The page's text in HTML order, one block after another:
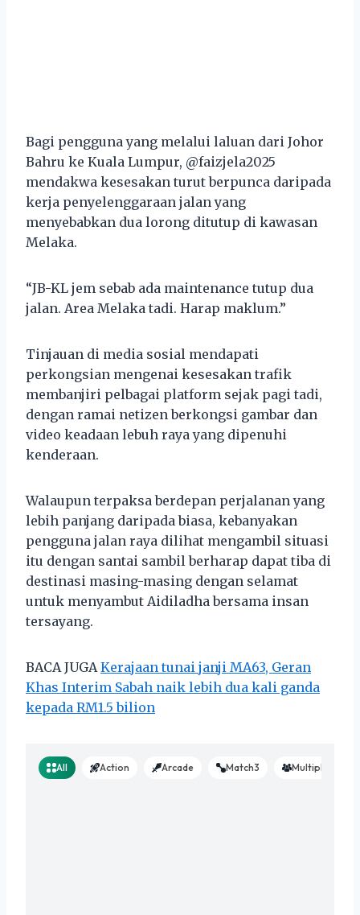
Bagi pengguna yang melalui laluan dari Johor
Bahru ke Kuala Lumpur, @faizjela2025
mendakwa kesesakan turut berpunca daripada
kerja penyelenggaraan jalan yang
menyebabkan dua lorong ditutup di kawasan
Melaka.
“JB-KL jem sebab ada maintenance tutup dua
jalan. Area Melaka tadi. Harap maklum.”
Tinjauan di media sosial mendapati
perkongsian mengenai kesesakan trafik
membanjiri pelbagai platform sejak pagi tadi,
dengan ramai netizen berkongsi gambar dan
video keadaan lebuh raya yang dipenuhi
kenderaan.
Walaupun terpaksa berdepan perjalanan yang
lebih panjang daripada biasa, kebanyakan
pengguna jalan raya dilihat mengambil situasi
itu dengan santai sambil berharap dapat tiba di
destinasi masing-masing dengan selamat
untuk menyambut Aidiladha bersama insan
tersayang.
BACA JUGA Kerajaan tunai janji MA63, Geran
Khas Interim Sabah naik lebih dua kali ganda
kepada RM1.5 bilion